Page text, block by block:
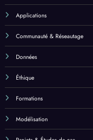
Applications
Communauté & Réseautage
Données
Éthique
Formations
Modélisation